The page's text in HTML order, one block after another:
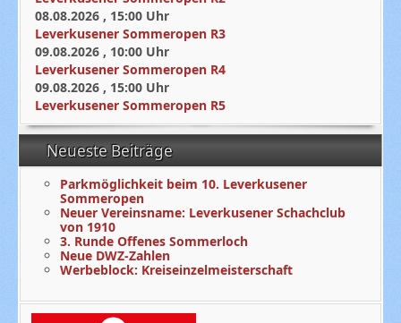
08.08.2026 , 15:00 Uhr
Leverkusener Sommeropen R3
09.08.2026 , 10:00 Uhr
Leverkusener Sommeropen R4
09.08.2026 , 15:00 Uhr
Leverkusener Sommeropen R5
Neueste Beiträge
Parkmöglichkeit beim 10. Leverkusener
Sommeropen
Neuer Vereinsname: Leverkusener Schachclub
von 1910
3. Runde Offenes Sommerloch
Neue DWZ-Zahlen
Werbeblock: Kreiseinzelmeisterschaft